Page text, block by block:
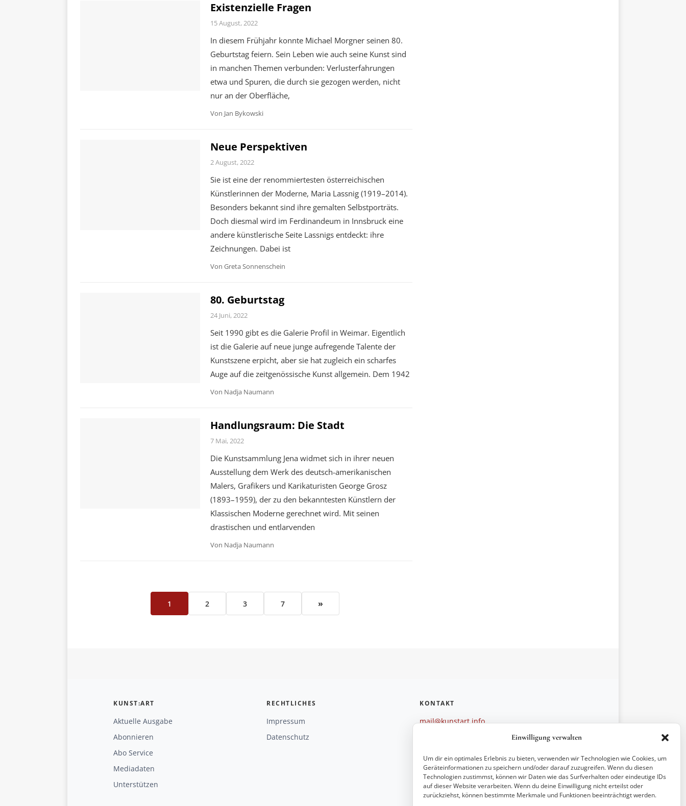
Einwilligung verwalten
Um dir ein optimales Erlebnis zu bieten, verwenden wir Technologien wie Cookies, um
Geräteinformationen zu speichern und/oder darauf zuzugreifen. Wenn du diesen
Technologien zustimmst, können wir Daten wie das Surfverhalten oder eindeutige IDs
auf dieser Website verarbeiten. Wenn du deine Einwilligung nicht erteilst oder
zurückziehst, können bestimmte Merkmale und Funktionen beeinträchtigt werden.
Existenzielle Fragen
15 August, 2022
In diesem Frühjahr konnte Michael Morgner seinen 80.
Geburtstag feiern. Sein Leben wie auch seine Kunst sind
in manchen Themen verbunden: Verlusterfahrungen
etwa und Spuren, die durch sie gezogen werden, nicht
nur an der Oberfläche,
Von Jan Bykowski
Neue Perspektiven
2 August, 2022
Sie ist eine der renommiertesten österreichischen
Künstlerinnen der Moderne, Maria Lassnig (1919–2014).
Besonders bekannt sind ihre gemalten Selbstporträts.
Doch diesmal wird im Ferdinandeum in Innsbruck eine
andere künstlerische Seite Lassnigs entdeckt: ihre
Zeichnungen. Dabei ist
Von Greta Sonnenschein
80. Geburtstag
24 Juni, 2022
Seit 1990 gibt es die Galerie Profil in Weimar. Eigentlich
ist die Galerie auf neue junge aufregende Talente der
Kunstszene erpicht, aber sie hat zugleich ein scharfes
Auge auf die zeitgenössische Kunst allgemein. Dem 1942
Von Nadja Naumann
Handlungsraum: Die Stadt
7 Mai, 2022
Die Kunstsammlung Jena widmet sich in ihrer neuen
Ausstellung dem Werk des deutsch-amerikanischen
Malers, Grafikers und Karikaturisten George Grosz
(1893–1959), der zu den bekanntesten Künstlern der
Klassischen Moderne gerechnet wird. Mit seinen
drastischen und entlarvenden
Von Nadja Naumann
1 2 3 7 »
KUNST:ART
Aktuelle Ausgabe
Abonnieren
Abo Service
Mediadaten
Unterstützen
RECHTLICHES
Impressum
Datenschutz
KONTAKT
mail@kunstart.info